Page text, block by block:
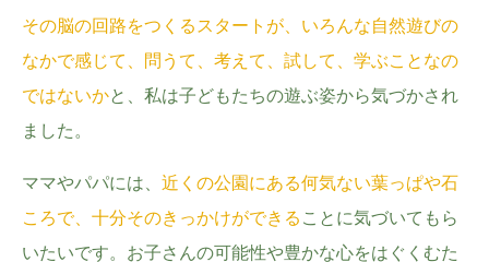
その脳の回路をつくるスタートが、いろんな自然遊びの
なかで感じて、問うて、考えて、試して、学ぶことなの
ではないかと、私は子どもたちの遊ぶ姿から気づかされ
ました。
ママやパパには、 近くの公園にある何気ない葉っぱや石
ころで、十分そのきっかけができる ことに気づいてもら
いたいです。お子さんの可能性や豊かな心をはぐくむた